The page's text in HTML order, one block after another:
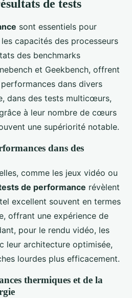
de tests
sont essentiels pour
capacités des processeurs
des benchmarks
et Geekbench, offrent
dans divers
dans des tests multicœurs,
à leur nombre de cœurs
une supériorité notable.
dans des
comme les jeux vidéo ou
de performance révèlent
excellent souvent en termes
offrant une expérience de
pour le rendu vidéo, les
leur architecture optimisée,
lourdes plus efficacement.
thermiques et de la